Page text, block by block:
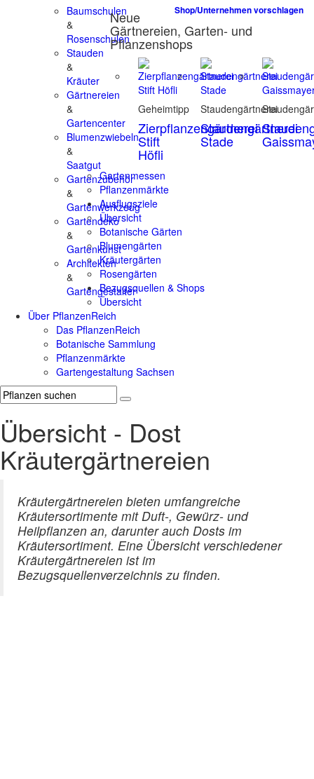
Baumschulen
&
Rosenschulen
Stauden
&
Kräuter
Gärtnereien
&
Gartencenter
Blumenzwiebeln
&
Saatgut
Gartenzubehör
&
Gartenwerkzeug
Gartendeko
&
Gartenkunst
Architekten
&
Gartengestalter
Shop/Unternehmen vorschlagen
Neue
Gärtnereien, Garten- und
Pflanzenshops
Geheimtipp
Zierpflanzengärtnerei
Stift
Höfli
Staudengärtnerei
Staudengärtnerei
Stade
Gartenmessen
Pflanzenmärkte
Ausflugsziele
Übersicht
Botanische Gärten
Blumengärten
Kräutergärten
Rosengärten
Bezugsquellen & Shops
Übersicht
Über PflanzenReich
Das PflanzenReich
Botanische Sammlung
Pflanzenmärkte
Gartengestaltung Sachsen
Übersicht - Dost
Kräutergärtnereien
Kräutergärtnereien bieten umfangreiche
Kräutersortimente mit Duft-, Gewürz- und
Heilpflanzen an, darunter auch Dosts im
Kräutersortiment. Eine Übersicht verschiedener
Kräutergärtnereien ist im
Bezugsquellenverzeichnis zu finden.